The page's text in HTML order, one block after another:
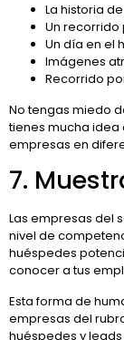
La historia
Un recorrido
Un día en el
Imágenes
Recorrido
No tengas miedo
tienes mucha idea
empresas en
7.
Las empresas del
nivel de
huéspedes
conocer a tus
Esta forma de
empresas del
huéspedes y